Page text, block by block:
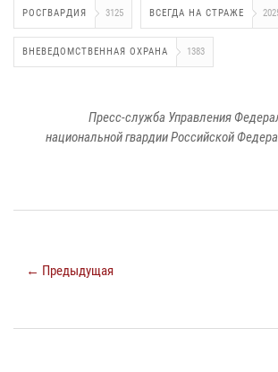
РОСГВАРДИЯ 3125 ВСЕГДА НА СТРАЖЕ
ВНЕВЕДОМСТВЕННАЯ ОХРАНА 1383
Пресс-служба Управления
национальной гвардии Российской
← Предыдущая